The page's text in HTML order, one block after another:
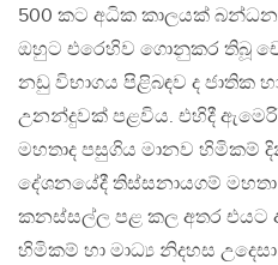
500 කට අධික කාලයක්
ඔහුට එරෙහිව ගොනුකර තිබූ
නඩු විභාගය පිළිබඳව ද ජාතික
උනන්දුවක් පළවිය. එහිදී
මහතාද පසුගිය මානව හිමිකම්
දේශනයේදී තිස්සනායගම්
කනස්සල්ල පළ කල අතර එයට
හිමිකම් හා මාධ්‍ය නිදහස